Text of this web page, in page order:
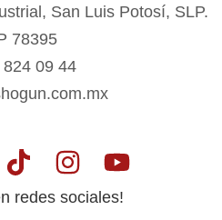
San Luis Potosí, SLP.
78395
824 09 44
redes sociales!